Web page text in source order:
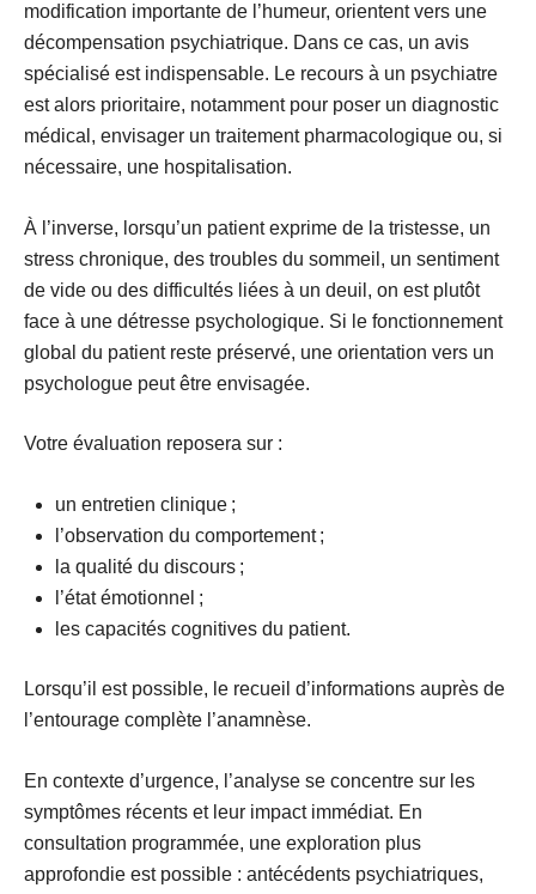
modification importante de l’humeur, orientent vers une
décompensation psychiatrique. Dans ce cas, un avis
spécialisé est indispensable. Le recours à un psychiatre
est alors prioritaire, notamment pour poser un diagnostic
médical, envisager un traitement pharmacologique ou, si
nécessaire, une hospitalisation.
À l’inverse, lorsqu’un patient exprime de la tristesse, un
stress chronique, des troubles du sommeil, un sentiment
de vide ou des difficultés liées à un deuil, on est plutôt
face à une détresse psychologique. Si le fonctionnement
global du patient reste préservé, une orientation vers un
psychologue peut être envisagée.
Votre évaluation reposera sur :
un entretien clinique ;
l’observation du comportement ;
la qualité du discours ;
l’état émotionnel ;
les capacités cognitives du patient.
Lorsqu’il est possible, le recueil d’informations auprès de
l’entourage complète l’anamnèse.
En contexte d’urgence, l’analyse se concentre sur les
symptômes récents et leur impact immédiat. En
consultation programmée, une exploration plus
approfondie est possible : antécédents psychiatriques,